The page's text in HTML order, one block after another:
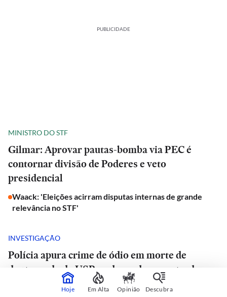
PUBLICIDADE
MINISTRO DO STF
Gilmar: Aprovar pautas-bomba via PEC é
contornar divisão de Poderes e veto
presidencial
Waack: 'Eleições acirram disputas internas de grande
relevância no STF'
INVESTIGAÇÃO
Polícia apura crime de ódio em morte de
doutorando da USP e advogado encontrado
morto em estrada de São Paulo
Hoje Em Alta Opinião Descubra